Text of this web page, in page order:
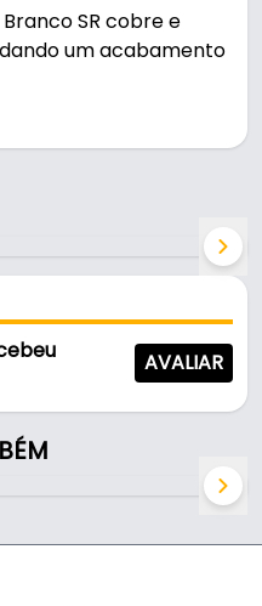
SR cobre e
um acabamento
e durável no
ocultação de furos em
AVALIAR